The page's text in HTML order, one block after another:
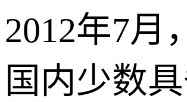
2012年7月
国内少数